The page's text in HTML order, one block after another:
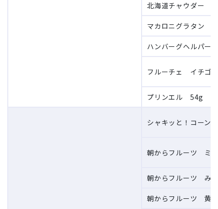
北海道チャウダー
マカロニグラタン
ハンバーグヘルパ
フルーチェ イチゴ
プリンエル 54g
シャキッと！コー
朝からフルーツ
朝からフルーツ
朝からフルーツ